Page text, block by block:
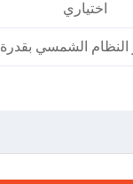
اختياري
والتكوين المخصّص وفقًا لاحتياجاتك.